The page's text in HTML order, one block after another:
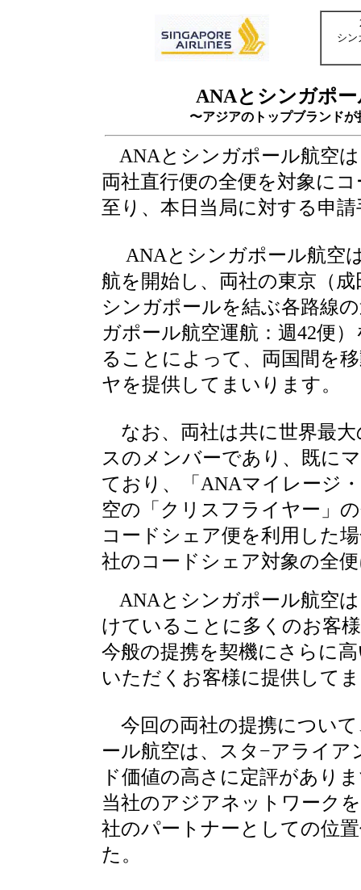
シン
ANAとシンガポ
〜アジアのトップブランド
ANAとシンガポール航空
両社直行便の全便を対象に
至り、本日当局に対する申
ANAとシンガポール航空
航を開始し、両社の東京（
シンガポールを結ぶ各路線
ガポール航空運航：週42便
ることによって、両国間を
ヤを提供してまいります。
なお、両社は共に世界最
スのメンバーであり、既に
ており、「ANAマイレージ
空の「クリスフライヤー」
コードシェア便を利用した
社のコードシェア対象の全
ANAとシンガポール航空
けていることに多くのお客
今般の提携を契機にさらに
いただくお客様に提供して
今回の両社の提携につい
ール航空は、スタ−アライ
ド価値の高さに定評があり
当社のアジアネットワーク
社のパートナーとしての位
た。